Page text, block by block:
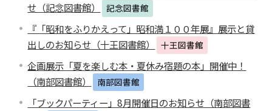
せ（記念図書館）
記念図書館
『「昭和をふりかえって」昭和満１００年展』展示と貸
出しのお知らせ（十王図書館）
十王図書館
企画展示「夏を楽しむ本・夏休み宿題の本」開催中！
（南部図書館）
南部図書館
「ブックパーティー」8月開催日のお知らせ（南部図書